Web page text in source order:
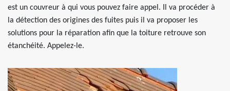
est un couvreur à qui vous pouvez faire appel. Il va procéder à
la détection des origines des fuites puis il va proposer les
solutions pour la réparation afin que la toiture retrouve son
étanchéité. Appelez-le.